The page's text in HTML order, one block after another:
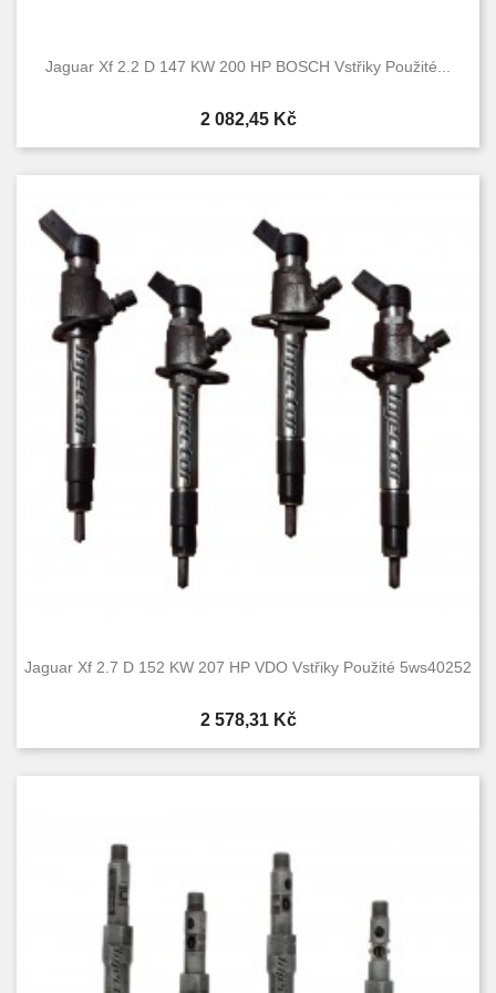
Jaguar Xf 2.2 D 147 KW 200 HP BOSCH Vstřiky Použité...
Cena
2 082,45 Kč
Jaguar Xf 2.7 D 152 KW 207 HP VDO Vstřiky Použité 5ws40252
Cena
2 578,31 Kč